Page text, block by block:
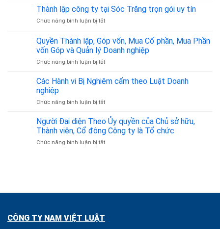
Gia
Đình
Hành
Pháp
Lý
Cậy
Z
Ký
Doanh
Tân
Bình
350.000đ/tháng
lập
công
ty
Tiền
Giang
chất
lượng
Thành lập công ty tại Sóc Trăng trọn gói uy tín
Chức năng bình luận bị tắtở
lập
công
ty
tại
Trăng
uy
Quyền Thành lập, Góp vốn, Mua Cổ phần, Mua Phần
vốn Góp và Quản lý Doanh nghiệp
Chức năng bình luận bị tắtở
Thành
vốn,
Cổ
phần,
Mua
Phần
Doanh
Các Hành vi Bị Nghiêm cấm theo Luật Doanh
nghiệp
Chức năng bình luận bị tắtở
Hành
Bị
Nghiêm
Người Đại diện Theo Ủy quyền của Chủ sở hữu,
Thành viên, Cổ đông Công ty là Tổ chức
Chức năng bình luận bị tắtở
quyền
CÔNG TY NAM VIỆT LUẬT